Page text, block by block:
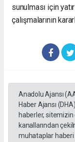
sunulması için
çalışmalarının
Anadolu Ajansı
Haber Ajansı
haberler,
kanallarından
muhataplar